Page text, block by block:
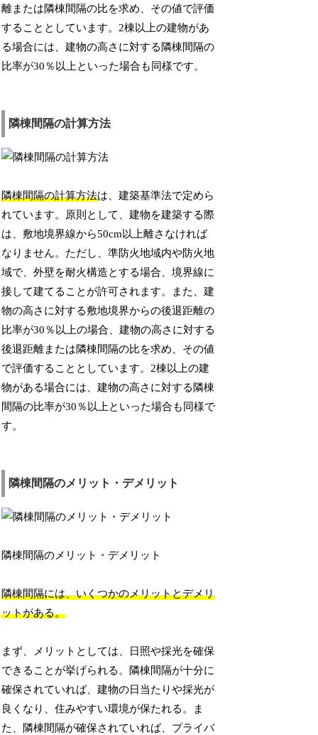
離または隣棟間隔の比を求め、その値で評価
することとしています。2棟以上の建物があ
る場合には、建物の高さに対する隣棟間隔の
比率が30％以上といった場合も同様です。
隣棟間隔の計算方法
隣棟間隔の計算方法は、建築基準法で定めら
れています。原則として、建物を建築する際
は、敷地境界線から50cm以上離さなければ
なりません。ただし、準防火地域内や防火地
域で、外壁を耐火構造とする場合、境界線に
接して建てることが許可されます。また、建
物の高さに対する敷地境界からの後退距離の
比率が30％以上の場合、建物の高さに対する
後退距離または隣棟間隔の比を求め、その値
で評価することとしています。2棟以上の建
物がある場合には、建物の高さに対する隣棟
間隔の比率が30％以上といった場合も同様で
す。
隣棟間隔のメリット・デメリット
隣棟間隔のメリット・デメリット
隣棟間隔には、いくつかのメリットとデメリ
ットがある。
まず、メリットとしては、日照や採光を確保
できることが挙げられる。隣棟間隔が十分に
確保されていれば、建物の日当たりや採光が
良くなり、住みやすい環境が保たれる。ま
た、隣棟間隔が確保されていれば、プライバ